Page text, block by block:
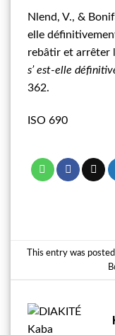
Nlend, V., &
elle
rebâtir et arrêter
s’ est-elle
362.
ISO 690
This entry was